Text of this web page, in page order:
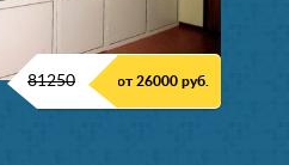
81250 от 26000 руб.